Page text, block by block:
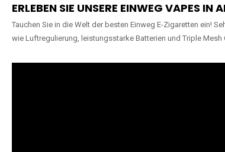
ERLEBEN SIE UNSERE EINWEG VAPES IN
Tauchen Sie in die Welt der besten Einweg E-Zigaretten ein!
wie Luftregulierung, leistungsstarke Batterien und Triple